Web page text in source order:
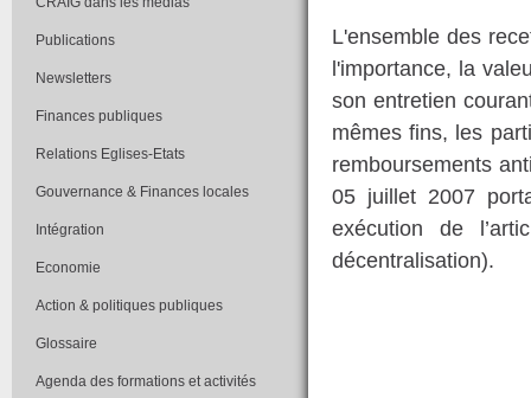
Publications
Newsletters
Finances publiques
Relations Eglises-Etats
Gouvernance & Finances locales
Intégration
Economie
Action & politiques publiques
Glossaire
Agenda des formations et activités
L'ensemble des
l'importance, la
son entretien
mêmes fins, les
remboursements
05 juillet 2007
exécution de
décentralisation).